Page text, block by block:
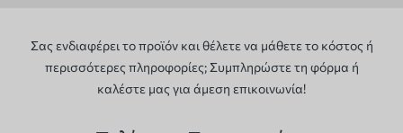
Σας ενδιαφέρει το προϊόν και θέλετε να μάθετε το κόστος ή
περισσότερες πληροφορίες; Συμπληρώστε τη φόρμα ή
καλέστε μας για άμεση επικοινωνία!